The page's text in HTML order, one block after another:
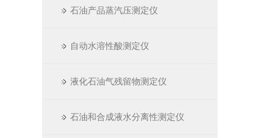
石油产品蒸汽压测定仪
自动水溶性酸测定仪
液化石油气残留物测定仪
石油和合成液水分离性测定仪